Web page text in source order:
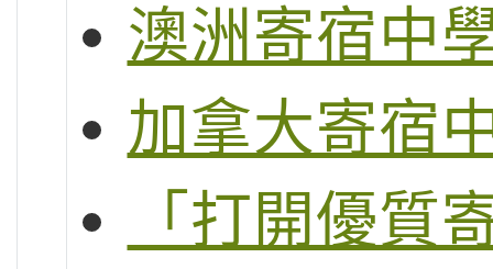
澳洲寄宿中
加拿大寄宿
「打開優質